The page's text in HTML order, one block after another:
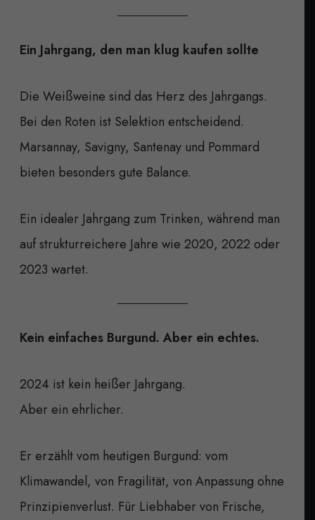
Ein Jahrgang, den man klug kaufen sollte
Die Weißweine sind das Herz des Jahrgangs.
Bei den Roten ist Selektion entscheidend.
Marsannay, Savigny, Santenay und Pommard
bieten besonders gute Balance.
Ein idealer Jahrgang zum Trinken, während man
auf strukturreichere Jahre wie 2020, 2022 oder
2023 wartet.
Kein einfaches Burgund. Aber ein echtes.
2024 ist kein heißer Jahrgang.
Aber ein ehrlicher.
Er erzählt vom heutigen Burgund: vom
Klimawandel, von Fragilität, von Anpassung ohne
Prinzipienverlust. Für Liebhaber von Frische,